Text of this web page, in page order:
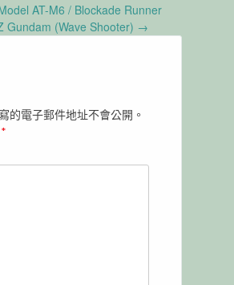
AT-M6 / Blockade Runner
Gundam (Wave Shooter) →
的電子郵件地址不會公開。
*